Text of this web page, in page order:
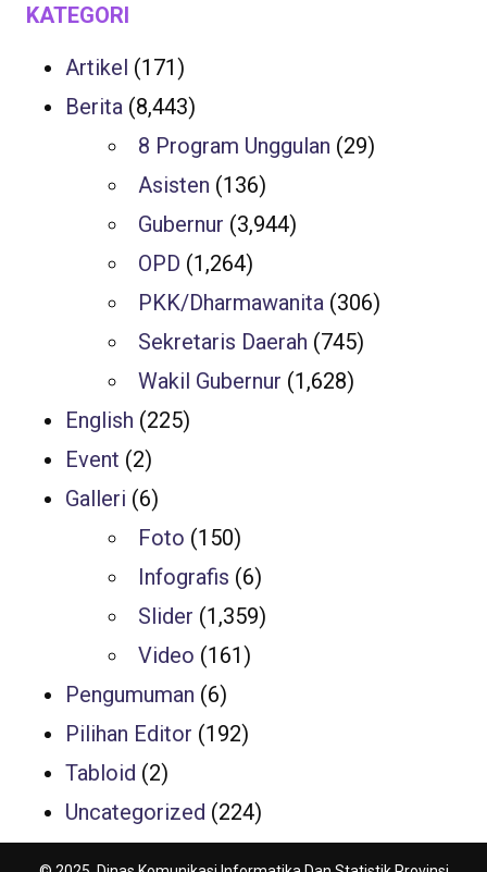
KATEGORI
Artikel (171)
Berita (8,443)
8 Program Unggulan (29)
Asisten (136)
Gubernur (3,944)
OPD (1,264)
PKK/Dharmawanita (306)
Sekretaris Daerah (745)
Wakil Gubernur (1,628)
English (225)
Event (2)
Galleri (6)
Foto (150)
Infografis (6)
Slider (1,359)
Video (161)
Pengumuman (6)
Pilihan Editor (192)
Tabloid (2)
Uncategorized (224)